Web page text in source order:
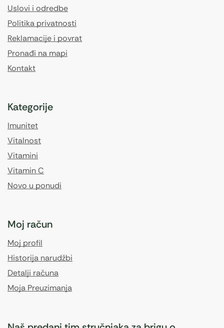
Uslovi i odredbe
Politika privatnosti
Reklamacije i povrat
Pronađi na mapi
Kontakt
Kategorije
Imunitet
Vitalnost
Vitamini
Vitamin C
Novo u ponudi
Moj račun
Moj profil
Historija narudžbi
Detalji računa
Moja Preuzimanja